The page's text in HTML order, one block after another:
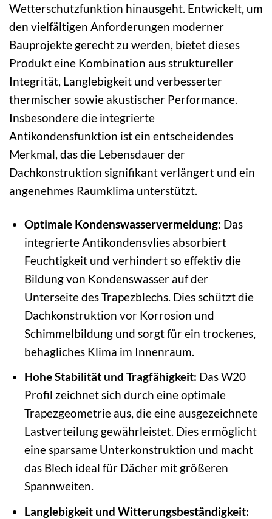
Wetterschutzfunktion hinausgeht. Entwickelt, um
den vielfältigen Anforderungen moderner
Bauprojekte gerecht zu werden, bietet dieses
Produkt eine Kombination aus struktureller
Integrität, Langlebigkeit und verbesserter
thermischer sowie akustischer Performance.
Insbesondere die integrierte
Antikondensfunktion ist ein entscheidendes
Merkmal, das die Lebensdauer der
Dachkonstruktion signifikant verlängert und ein
angenehmes Raumklima unterstützt.
Optimale Kondenswasservermeidung: Das
integrierte Antikondensvlies absorbiert
Feuchtigkeit und verhindert so effektiv die
Bildung von Kondenswasser auf der
Unterseite des Trapezblechs. Dies schützt die
Dachkonstruktion vor Korrosion und
Schimmelbildung und sorgt für ein trockenes,
behagliches Klima im Innenraum.
Hohe Stabilität und Tragfähigkeit: Das W20
Profil zeichnet sich durch eine optimale
Trapezgeometrie aus, die eine ausgezeichnete
Lastverteilung gewährleistet. Dies ermöglicht
eine sparsame Unterkonstruktion und macht
das Blech ideal für Dächer mit größeren
Spannweiten.
Langlebigkeit und Witterungsbeständigkeit: